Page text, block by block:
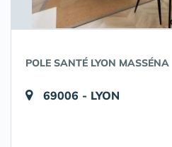
POLE SANTÉ LYON MASSÉNA
69006 - LYON